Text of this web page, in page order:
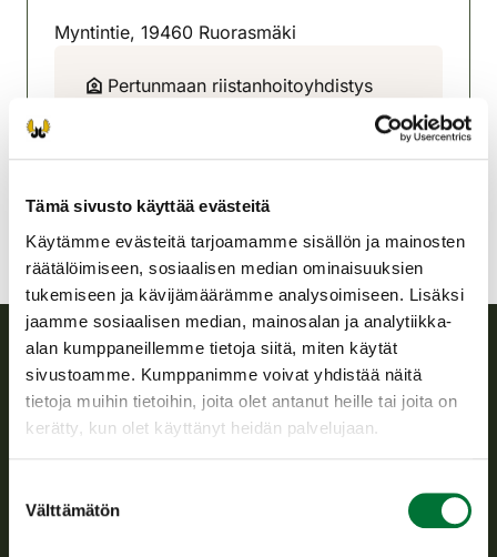
Tämä sivusto käyttää evästeitä
Käytämme evästeitä tarjoamamme sisällön ja mainosten
räätälöimiseen, sosiaalisen median ominaisuuksien
tukemiseen ja kävijämäärämme analysoimiseen. Lisäksi
jaamme sosiaalisen median, mainosalan ja analytiikka-
alan kumppaneillemme tietoja siitä, miten käytät
sivustoamme. Kumppanimme voivat yhdistää näitä
tietoja muihin tietoihin, joita olet antanut heille tai joita on
kerätty, kun olet käyttänyt heidän palvelujaan.
valinta
Välttämätön
Myntintie, 19460 Ruorasmäki
Pertunmaan riistanhoitoyhdistys
pertunmaa@rhy.riista.fi
Suomen riistakeskus
Suomen riistakeskus edistää kestävää riistataloutta, tukee
hallintotehtävistä.